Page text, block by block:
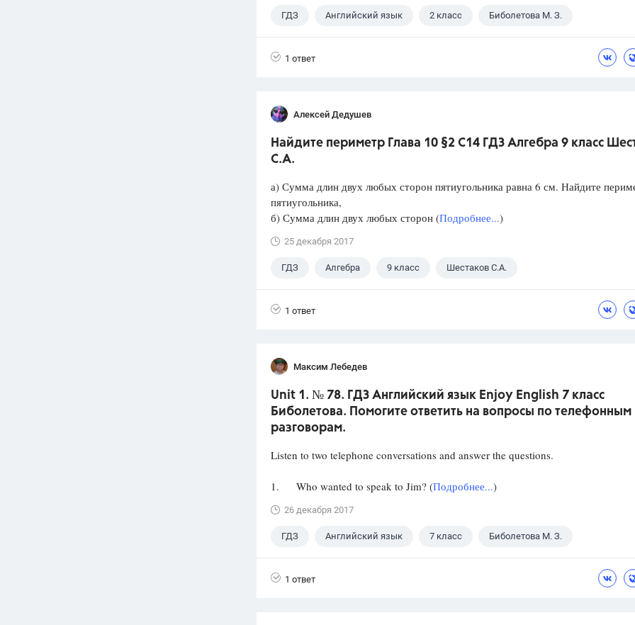
ГДЗ Английский язык 2 класс Биболетова М. З.
1 ответ
Алексей Дедушев
Найдите периметр Глава 10 §2 С14 ГДЗ Алгебра 9 класс
С.А.
а) Сумма длин двух любых сторон пятиугольника равна 6 см. Найдите
пятиугольника,
б) Сумма длин двух любых сторон (Подробнее...)
25 декабря 2017
ГДЗ Алгебра 9 класс Шестаков С.А.
1 ответ
Максим Лебедев
Unit 1. № 78. ГДЗ Английский язык Enjoy English 7 класс
Биболетова. Помогите ответить на вопросы по телефонным
разговорам.
Listen to two telephone conversations and answer the questions.
1. Who wanted to speak to Jim? (Подробнее...)
26 декабря 2017
ГДЗ Английский язык 7 класс Биболетова М. З.
1 ответ